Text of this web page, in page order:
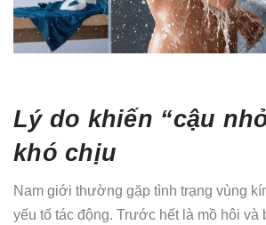
Lý do khiến “cậu
khó chịu
Nam giới thường gặp tình trạng vùng
yếu tố tác động. Trước hết là mồ hôi